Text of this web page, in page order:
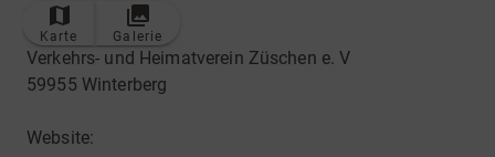
Karte Galerie
Verkehrs- und Heimatverein Züschen e. V
59955 Winterberg
Website: